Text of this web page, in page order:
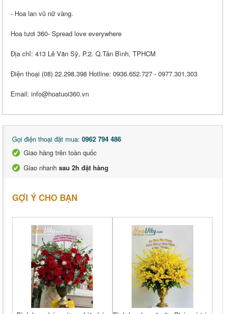
- Hoa lan vũ nữ vàng.
Hoa tươi 360- Spread love everywhere
Địa chỉ: 413 Lê Văn Sỹ, P.2. Q.Tân Bình, TPHCM
Điện thoại (08) 22.298.398 Hotline: 0936.652.727 - 0977.301.303
Email: info@hoatuoi360.vn
Gọi điện thoại đặt mua: 0962 794 486
Giao hàng trên toàn quốc
Giao nhanh sau 2h đặt hàng
GỢI Ý CHO BẠN